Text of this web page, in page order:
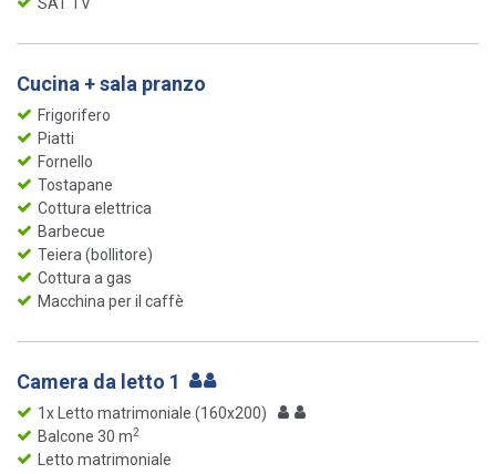
SAT TV
Cucina + sala pranzo
Frigorifero
Piatti
Fornello
Tostapane
Cottura elettrica
Barbecue
Teiera (bollitore)
Cottura a gas
Macchina per il caffè
Camera da letto 1
1x Letto matrimoniale (160x200)
Balcone 30 m2
Letto matrimoniale